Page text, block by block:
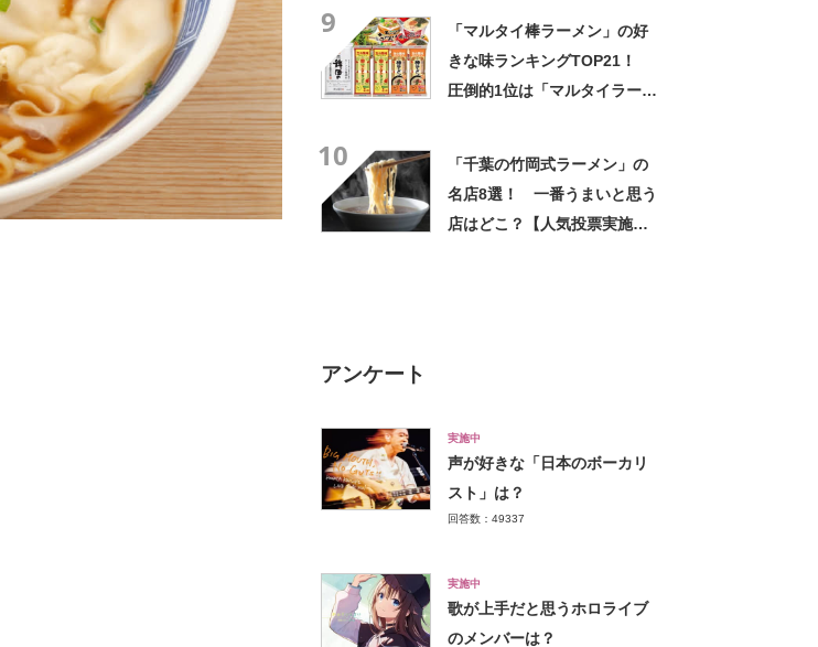
9
「マルタイ棒ラーメン」の好
きな味ランキングTOP21！
圧倒的1位は「マルタイラーメ
10
「千葉の竹岡式ラーメン」の
名店8選！ 一番うまいと思う
店はどこ？【人気投票実施
アンケート
実施中
声が好きな「日本のボーカリ
スト」は？
回答数：49337
実施中
歌が上手だと思うホロライブ
のメンバーは？